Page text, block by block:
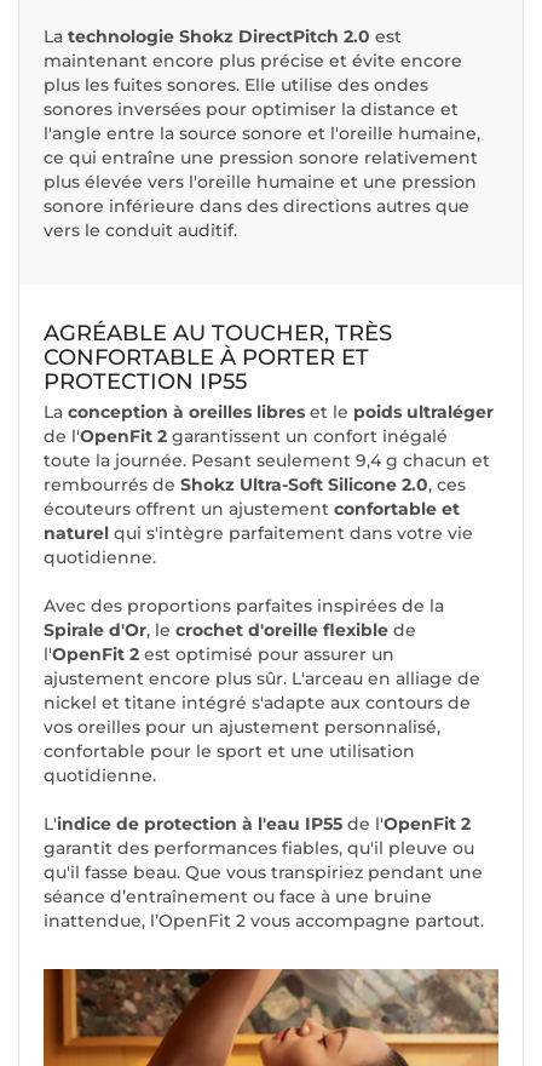
La technologie Shokz DirectPitch 2.0 est
maintenant encore plus précise et évite encore
plus les fuites sonores. Elle utilise des ondes
sonores inversées pour optimiser la distance et
l'angle entre la source sonore et l'oreille humaine,
ce qui entraîne une pression sonore relativement
plus élevée vers l'oreille humaine et une pression
sonore inférieure dans des directions autres que
vers le conduit auditif.
AGRÉABLE AU TOUCHER, TRÈS
CONFORTABLE À PORTER ET
PROTECTION IP55
La conception à oreilles libres et le poids ultraléger
de l'OpenFit 2 garantissent un confort inégalé
toute la journée. Pesant seulement 9,4 g chacun et
rembourrés de Shokz Ultra-Soft Silicone 2.0, ces
écouteurs offrent un ajustement confortable et
naturel qui s'intègre parfaitement dans votre vie
quotidienne.
Avec des proportions parfaites inspirées de la
Spirale d'Or, le crochet d'oreille flexible de
l'OpenFit 2 est optimisé pour assurer un
ajustement encore plus sûr. L'arceau en alliage de
nickel et titane intégré s'adapte aux contours de
vos oreilles pour un ajustement personnalisé,
confortable pour le sport et une utilisation
quotidienne.
L'indice de protection à l'eau IP55 de l'OpenFit 2
garantit des performances fiables, qu'il pleuve ou
qu'il fasse beau. Que vous transpiriez pendant une
séance d’entraînement ou face à une bruine
inattendue, l’OpenFit 2 vous accompagne partout.